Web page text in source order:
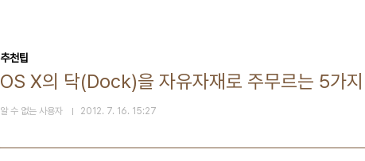
추천팁
OS X의 닥(Dock)을 자유자재로 주무르는 5가
알 수 없는 사용자 2012. 7. 16. 15:27